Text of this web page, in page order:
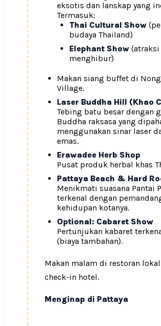
eksotis dan lanskap yang
Termasuk:
Thai Cultural Show
budaya Thailand)
Elephant Show (atraksi
menghibur)
Makan siang buffet di
Village.
Laser Buddha Hill (Khao
Tebing batu besar dengan
Buddha raksasa yang
menggunakan sinar laser
emas.
Erawadee Herb Shop
Pusat produk herbal khas
Pattaya Beach & Hard
Menikmati suasana Pantai
terkenal dengan
kehidupan kotanya.
Optional: Cabaret Show
Pertunjukan kabaret
(biaya tambahan).
Makan malam di restoran
check-in hotel.
Menginap di Pattaya